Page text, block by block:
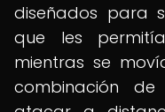
diseñados para
que les
mientras se
combinación